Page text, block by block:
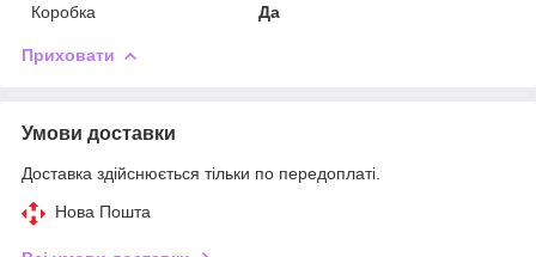
Коробка
Да
Приховати
Умови доставки
Доставка здійснюється тільки по передоплаті.
Нова Пошта